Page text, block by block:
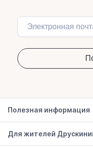
Полезная информация
Для жителей